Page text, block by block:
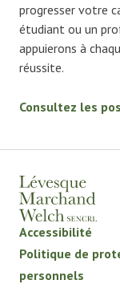
progresser votre
étudiant ou un
appuierons à
réussite.
Consultez les
Accessibilité
Politique de
personnels